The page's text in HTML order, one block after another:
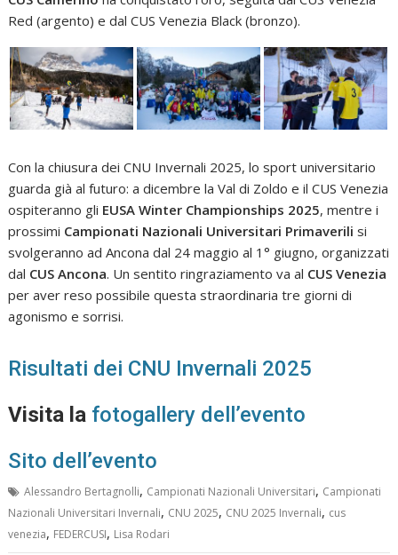
Red (argento) e dal CUS Venezia Black (bronzo).
Con la chiusura dei CNU Invernali 2025, lo sport universitario
guarda già al futuro: a dicembre la Val di Zoldo e il CUS Venezia
ospiteranno gli EUSA Winter Championships 2025, mentre i
prossimi Campionati Nazionali Universitari Primaverilisi
svolgeranno ad Ancona dal 24 maggio al 1° giugno, organizzati
dal CUS Ancona. Un sentito ringraziamento va al CUS Venezia
per aver reso possibile questa straordinaria tre giorni di
agonismo e sorrisi.
Risultati dei CNU Invernali 2025
Visita la fotogallery dell’evento
Sito dell’evento
Alessandro Bertagnolli, Campionati Nazionali Universitari, Campionati
Nazionali Universitari Invernali, CNU 2025, CNU 2025 Invernali, cus
venezia, FEDERCUSI, Lisa Rodari